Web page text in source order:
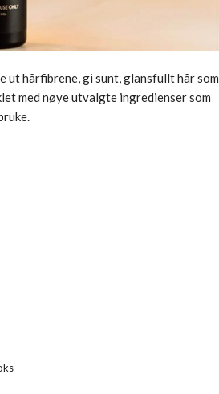
hårfibrene, gi sunt, glansfullt hår som
med nøye utvalgte ingredienser som